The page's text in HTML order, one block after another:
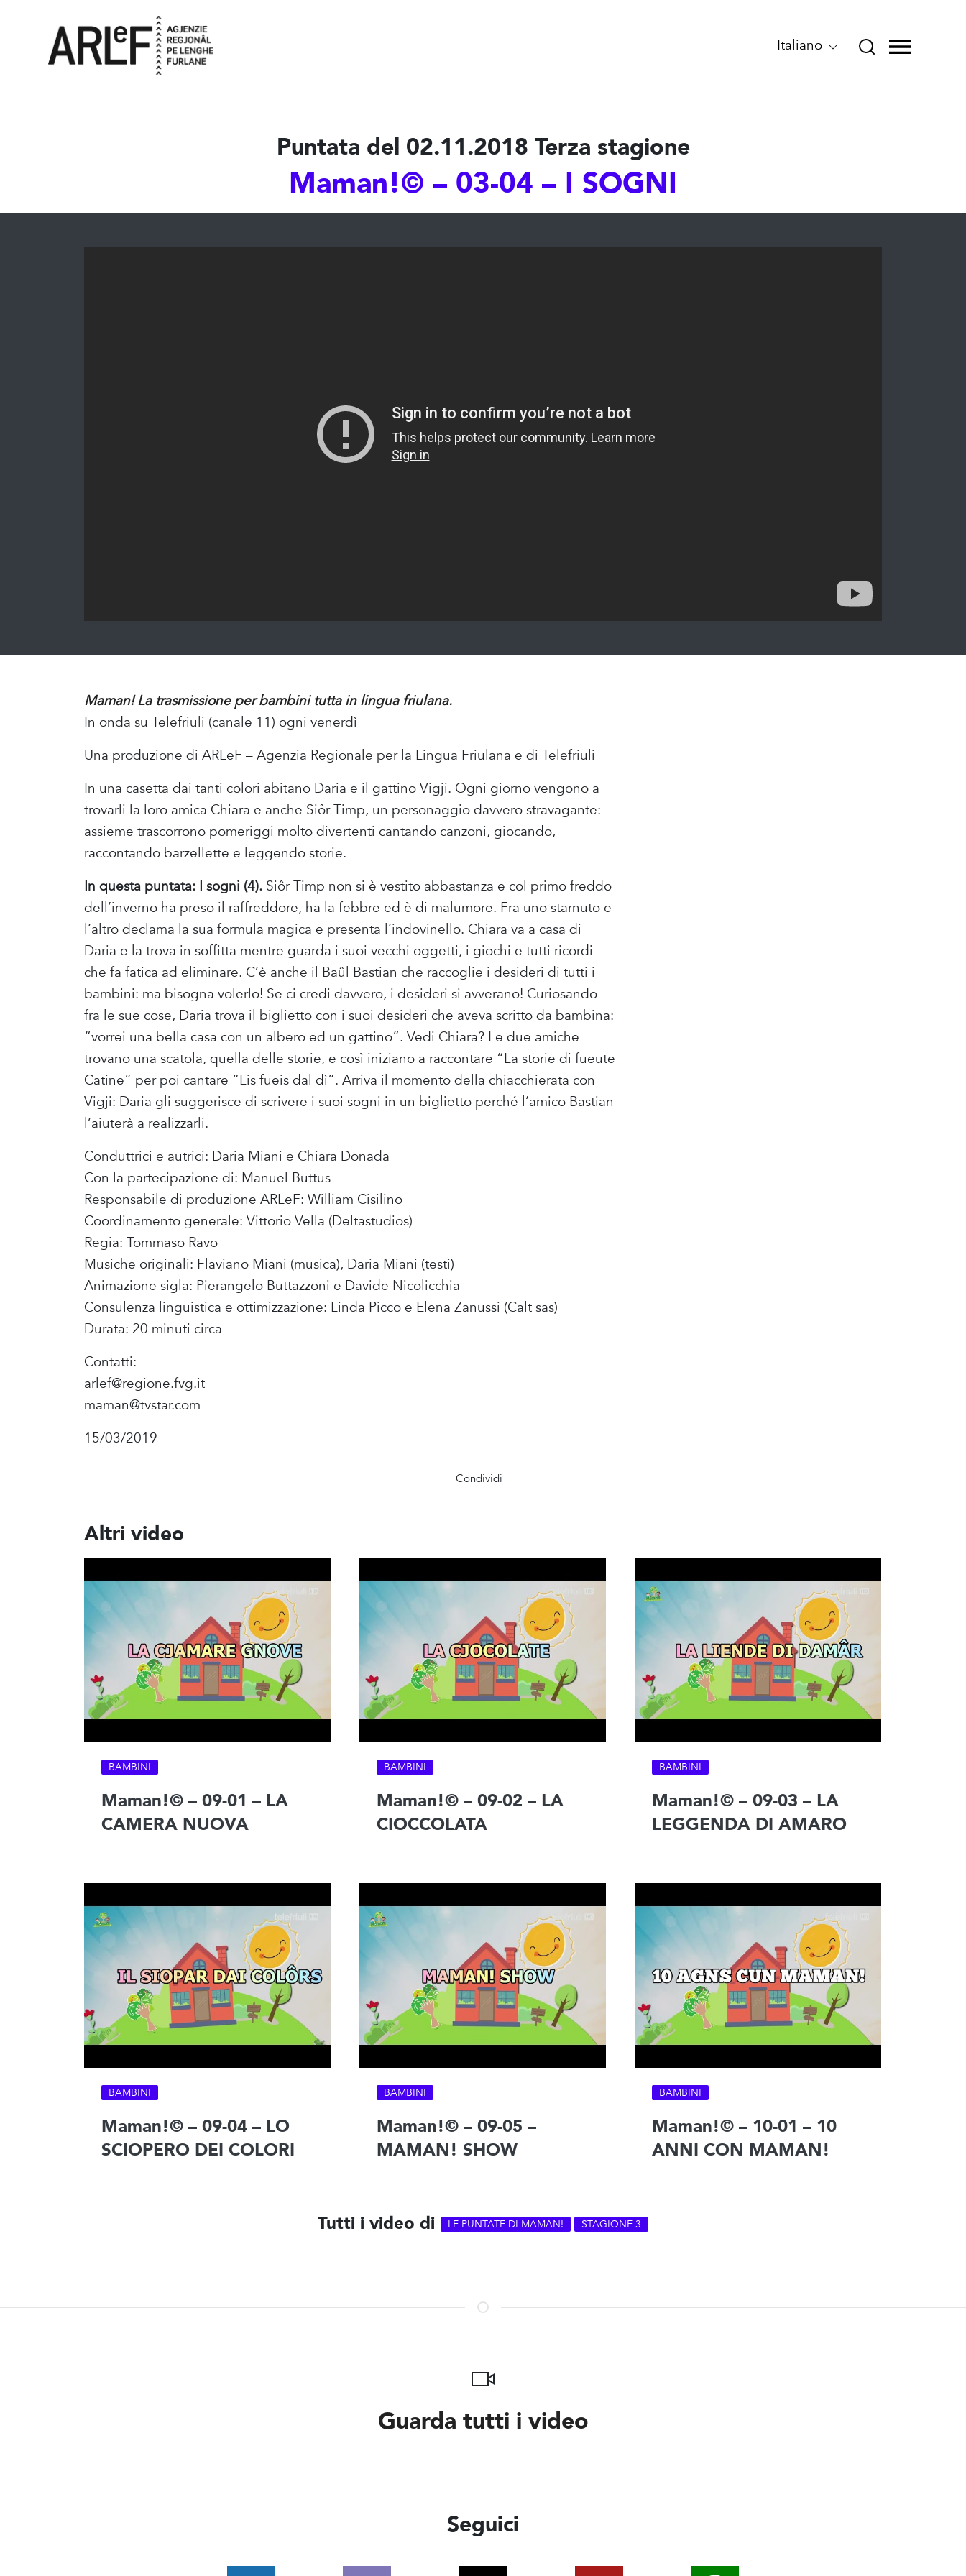
Italiano
Puntata del 02.11.2018 Terza stagione
Maman!© – 03-04 – I SOGNI
Maman! La trasmissione per bambini tutta in lingua friulana.
In onda su Telefriuli (canale 11) ogni venerdì
Una produzione di ARLeF – Agenzia Regionale per la Lingua Friulana e di Telefriuli
In una casetta dai tanti colori abitano Daria e il gattino Vigji. Ogni giorno vengono a
trovarli la loro amica Chiara e anche Siôr Timp, un personaggio davvero stravagante:
assieme trascorrono pomeriggi molto divertenti cantando canzoni, giocando,
raccontando barzellette e leggendo storie.
In questa puntata: I sogni (4). Siôr Timp non si è vestito abbastanza e col primo freddo
dell’inverno ha preso il raffreddore, ha la febbre ed è di malumore. Fra uno starnuto e
l’altro declama la sua formula magica e presenta l’indovinello. Chiara va a casa di
Daria e la trova in soffitta mentre guarda i suoi vecchi oggetti, i giochi e tutti ricordi
che fa fatica ad eliminare. C’è anche il Baûl Bastian che raccoglie i desideri di tutti i
bambini: ma bisogna volerlo! Se ci credi davvero, i desideri si avverano! Curiosando
fra le sue cose, Daria trova il biglietto con i suoi desideri che aveva scritto da bambina:
“vorrei una bella casa con un albero ed un gattino”. Vedi Chiara? Le due amiche
trovano una scatola, quella delle storie, e così iniziano a raccontare “La storie di fueute
Catine” per poi cantare “Lis fueis dal dì”. Arriva il momento della chiacchierata con
Vigji: Daria gli suggerisce di scrivere i suoi sogni in un biglietto perché l’amico Bastian
l’aiuterà a realizzarli.
Conduttrici e autrici: Daria Miani e Chiara Donada
Con la partecipazione di: Manuel Buttus
Responsabile di produzione ARLeF: William Cisilino
Coordinamento generale: Vittorio Vella (Deltastudios)
Regia: Tommaso Ravo
Musiche originali: Flaviano Miani (musica), Daria Miani (testi)
Animazione sigla: Pierangelo Buttazzoni e Davide Nicolicchia
Consulenza linguistica e ottimizzazione: Linda Picco e Elena Zanussi (Calt sas)
Durata: 20 minuti circa
Contatti:
arlef@regione.fvg.it
maman@tvstar.com
15/03/2019
Condividi
Altri video
BAMBINI
Maman!© – 09-01 – LA
CAMERA NUOVA
BAMBINI
Maman!© – 09-02 – LA
CIOCCOLATA
BAMBINI
Maman!© – 09-03 – LA
LEGGENDA DI AMARO
BAMBINI
Maman!© – 09-04 – LO
SCIOPERO DEI COLORI
BAMBINI
Maman!© – 09-05 –
MAMAN! SHOW
BAMBINI
Maman!© – 10-01 – 10
ANNI CON MAMAN!
Tutti i video di LE PUNTATE DI MAMAN! STAGIONE 3
Guarda tutti i video
Seguici